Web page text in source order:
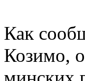
Как
Козимо,